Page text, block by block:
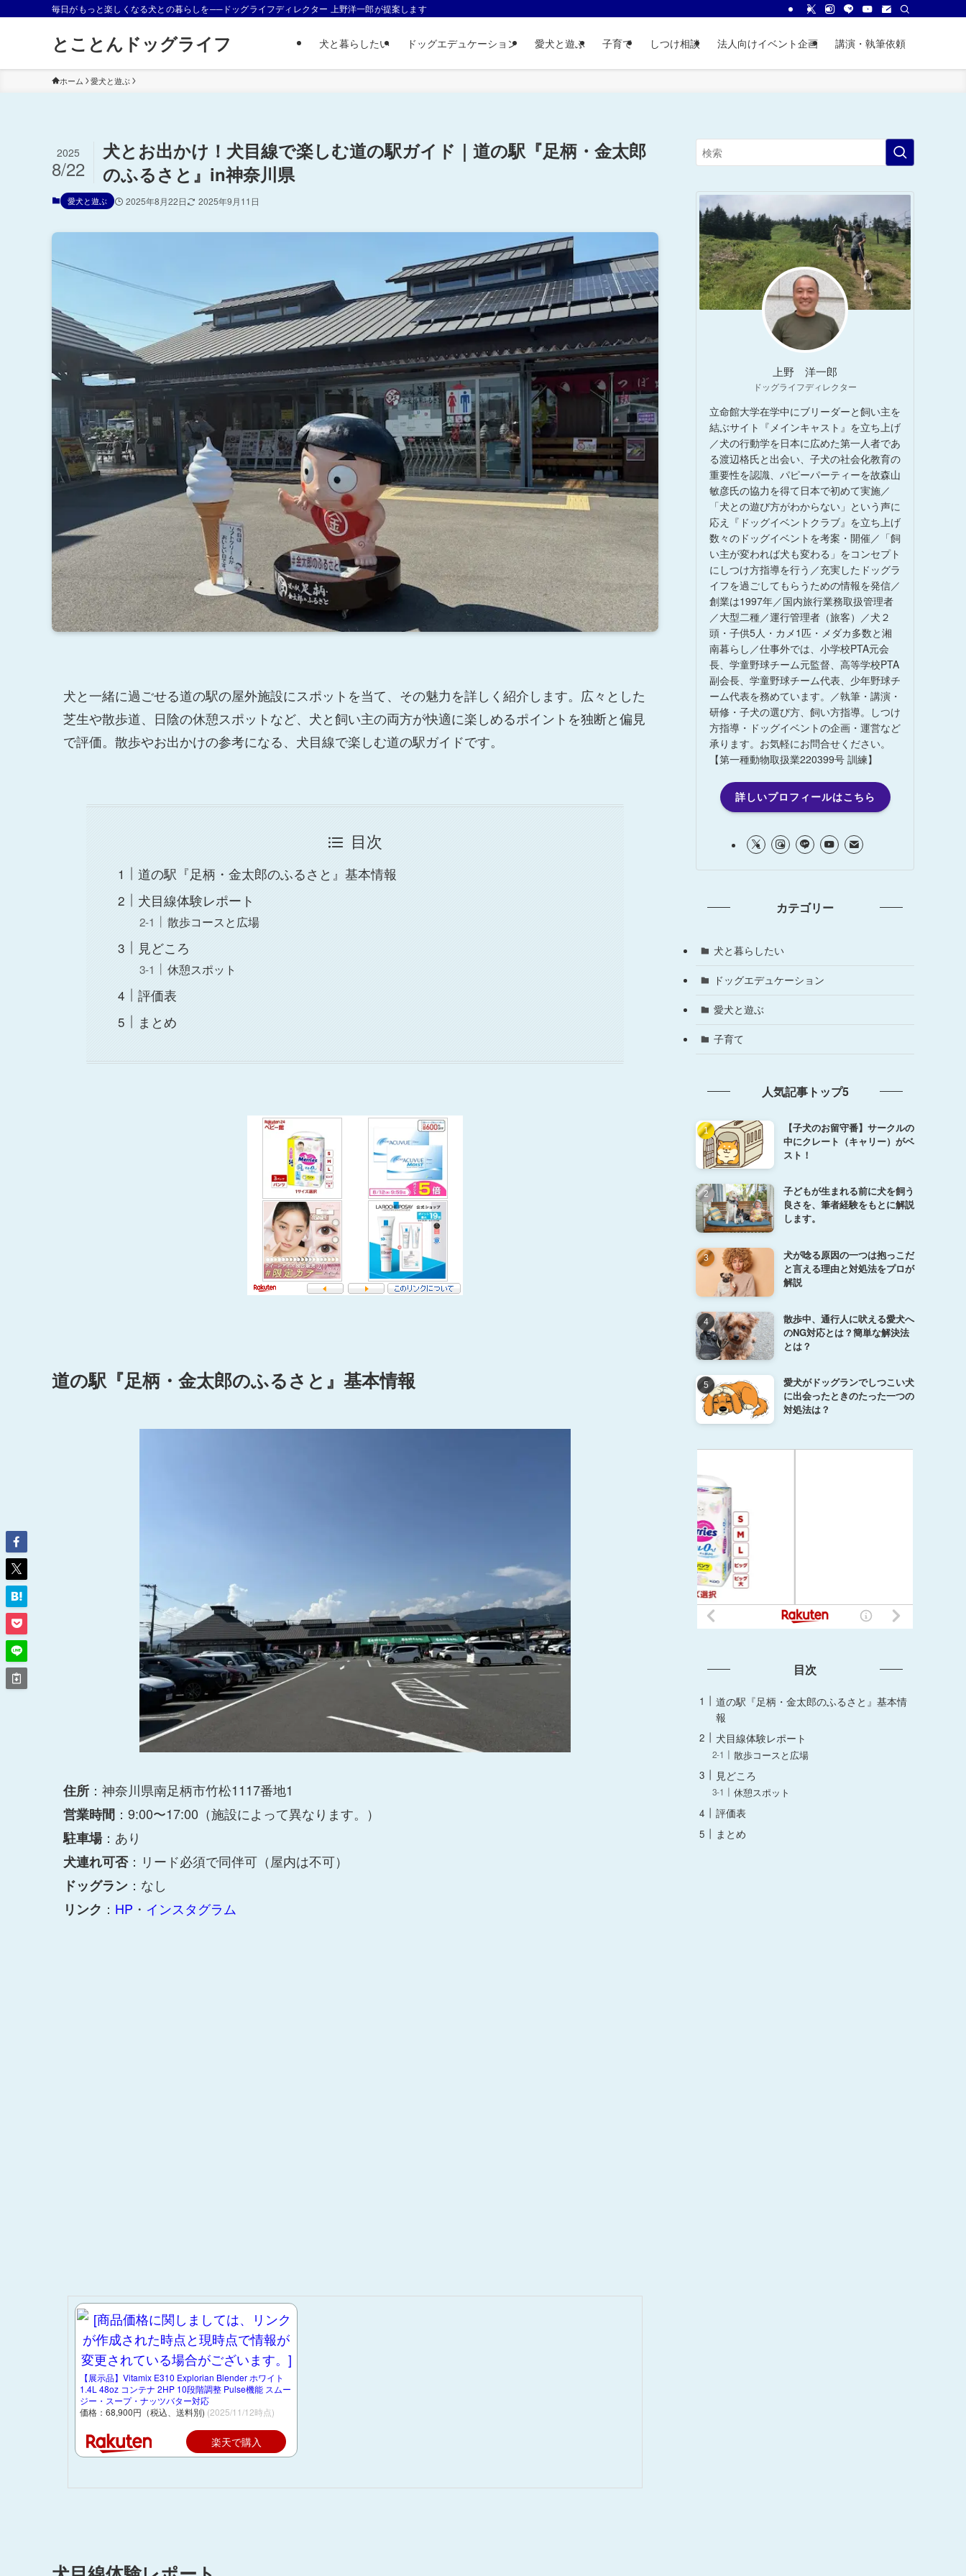
毎日がもっと楽しくなる犬との暮らしを──ドッグライフディレクター 上野洋一郎が提案します
とことんドッグライフ 犬と暮らしたい ドッグエデュケーション 愛犬と遊ぶ 子育て しつけ相談 法人向けイベント企画 講演・執筆依頼
ホーム 愛犬と遊ぶ
犬とお出かけ！犬目線で楽しむ道の駅ガイド｜道の駅『足柄・金太郎
のふるさと』in神奈川県
2025
8/22
愛犬と遊ぶ 2025年8月22日 2025年9月11日
犬と一緒に過ごせる道の駅の屋外施設にスポットを当て、その魅力を詳しく紹介します。広々とした
芝生や散歩道、日陰の休憩スポットなど、犬と飼い主の両方が快適に楽しめるポイントを独断と偏見
で評価。散歩やお出かけの参考になる、犬目線で楽しむ道の駅ガイドです。
目次
道の駅『足柄・金太郎のふるさと』基本情報
犬目線体験レポート
散歩コースと広場
見どころ
休憩スポット
評価表
まとめ
道の駅『足柄・金太郎のふるさと』基本情報
住所 ：神奈川県南足柄市竹松1117番地1
営業時間 ：9:00〜17:00（施設によって異なります。）
駐車場：あり
犬連れ可否：リード必須で同伴可（屋内は不可）
ドッグラン ：なし
リンク ： HP ・ インスタグラム
【展示品】Vitamix E310 Explorian Blender ホワイト
1.4L 48oz コンテナ 2HP 10段階調整 Pulse機能 スムー
ジー・スープ・ナッツバター対応
価格：68,900円（税込、送料別) (2025/11/12時点)
楽天で購入
上野 洋一郎
ドッグライフディレクター
立命館大学在学中にブリーダーと飼い主を
結ぶサイト『メインキャスト』を立ち上げ
／犬の行動学を日本に広めた第一人者であ
る渡辺格氏と出会い、子犬の社会化教育の
重要性を認識、パピーパーティーを故森山
敏彦氏の協力を得て日本で初めて実施／
「犬との遊び方がわからない」という声に
応え『ドッグイベントクラブ』を立ち上げ
数々のドッグイベントを考案・開催／「飼
い主が変われば犬も変わる」をコンセプト
にしつけ方指導を行う／充実したドッグラ
イフを過ごしてもらうための情報を発信／
創業は1997年／国内旅行業務取扱管理者
／大型二種／運行管理者（旅客）／犬２
頭・子供5人・カメ1匹・メダカ多数と湘
南暮らし／仕事外では、小学校PTA元会
長、学童野球チーム元監督、高等学校PTA
副会長、学童野球チーム代表、少年野球チ
ーム代表を務めています。／執筆・講演・
研修・子犬の選び方、飼い方指導。しつけ
方指導・ドッグイベントの企画・運営など
承ります。お気軽にお問合せください。
【第一種動物取扱業220399号 訓練】
詳しいプロフィールはこちら
カテゴリー
犬と暮らしたい
ドッグエデュケーション
愛犬と遊ぶ
子育て
人気記事トップ5
【子犬のお留守番】サークルの
中にクレート（キャリー）がベ
スト！
子どもが生まれる前に犬を飼う
良さを、筆者経験をもとに解説
します。
犬が唸る原因の一つは抱っこだ
と言える理由と対処法をプロが
解説
散歩中、通行人に吠える愛犬へ
のNG対応とは？簡単な解決法
とは？
愛犬がドッグランでしつこい犬
に出会ったときのたった一つの
対処法は？
目次
道の駅『足柄・金太郎のふるさと』基本情
報
犬目線体験レポート
散歩コースと広場
見どころ
休憩スポット
評価表
まとめ